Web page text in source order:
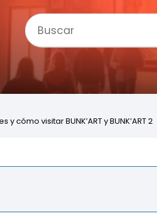
y cómo visitar BUNK’ART y BUNK’ART 2